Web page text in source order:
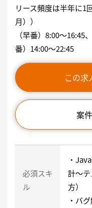
リース頻度は半年に1
月））
（早番）8:00〜16:45
番）14:00〜22:45
この求
案
必須スキ
ル
・
計〜
方）
・バ